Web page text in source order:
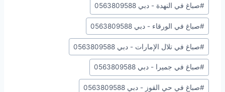
#صباغ في النهدة - دبي 0563809588
#صباغ في الورقاء - دبي 0563809588
#صباغ في تلال الإمارات - دبي 0563809588
#صباغ في جميرا - دبي 0563809588
#صباغ في حي القوز - دبي 0563809588